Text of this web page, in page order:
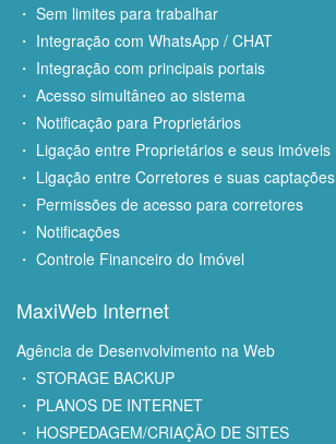
・ Sem limites para trabalhar
・ Integração com WhatsApp / CHAT
・ Integração com principais portais
・ Acesso simultâneo ao sistema
・ Notificação para Proprietários
・ Ligação entre Proprietários e seus imóveis
・ Ligação entre Corretores e suas captações
・ Permissões de acesso para corretores
・ Notificações
・ Controle Financeiro do Imóvel
MaxiWeb Internet
Agência de Desenvolvimento na Web
・ STORAGE BACKUP
・ PLANOS DE INTERNET
・ HOSPEDAGEM/CRIAÇÃO DE SITES